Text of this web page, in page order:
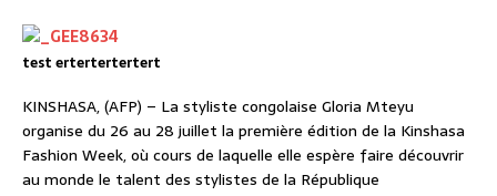
test ertertertertert
KINSHASA, (AFP) – La styliste congolaise Gloria Mteyu
organise du 26 au 28 juillet la première édition de la Kinshasa
Fashion Week, où cours de laquelle elle espère faire découvrir
au monde le talent des stylistes de la République